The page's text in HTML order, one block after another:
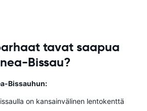
tavat saapua
Bissau?
Bissauhun:
on kansainvälinen lentokenttä